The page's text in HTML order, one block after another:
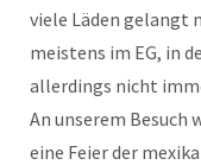
viele Läden gelangt
meistens im EG, in
allerdings nicht
An unserem Besuch
eine Feier der